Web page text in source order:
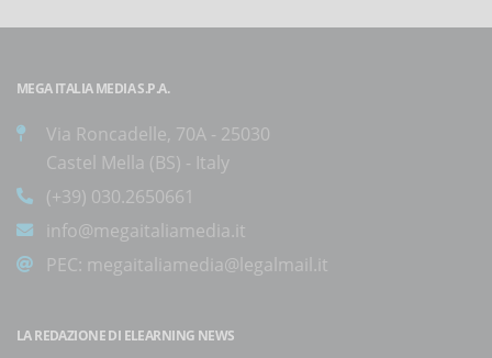
MEGA ITALIA MEDIA S.P.A.
Via Roncadelle, 70A - 25030
Castel Mella (BS) - Italy
(+39) 030.2650661
info@megaitaliamedia.it
PEC: megaitaliamedia@legalmail.it
LA REDAZIONE DI ELEARNING NEWS